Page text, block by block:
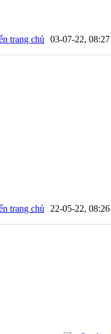
trang chủ 03-07-22,
trang chủ 22-05-22,